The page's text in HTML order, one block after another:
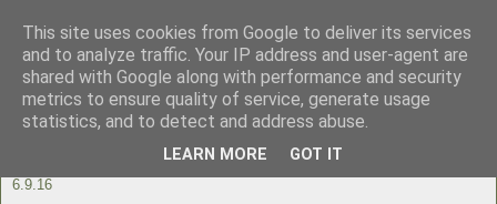
6.9.16
This site uses cookies from Google to deliver its services
and to analyze traffic. Your IP address and user-agent are
shared with Google along with performance and security
metrics to ensure quality of service, generate usage
statistics, and to detect and address abuse.
LEARN MORE GOT IT